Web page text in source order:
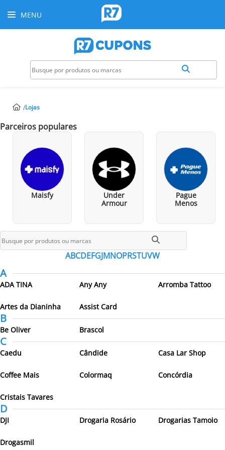
MENU
Lojas
Parceiros populares
Maisfy
Under
Armour
Pague
Menos
Todos os parceiros
ABCDEFGJMNOPRSTUVW
A
ADA TINA Any Any Arromba Tattoo
Artes da Dianinha Assist Card
B
Be Oliver Brascol
C
Caedu Cândide Casa Lar Shop
Coffee Mais Colormaq Concórdia
Cristais Tavares
D
DJI Drogaria Rosário Drogarias Tamoio
Drogasmil